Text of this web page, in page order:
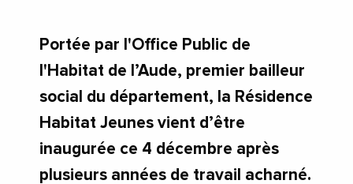
Portée par l'Office Public de
l'Habitat de l’Aude, premier bailleur
social du département, la Résidence
Habitat Jeunes vient d’être
inaugurée ce 4 décembre après
plusieurs années de travail acharné.